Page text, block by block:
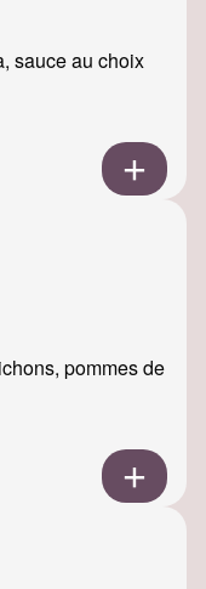
sauce au choix
pommes de